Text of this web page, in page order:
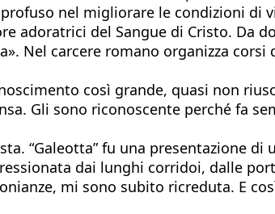
nel migliorare le condizioni di
adoratrici del Sangue di Cristo. Da
Nel carcere romano organizza
così grande, quasi non
Gli sono riconoscente perché fa
“Galeotta” fu una presentazione di
dai lunghi corridoi, dalle
mi sono subito ricreduta. E